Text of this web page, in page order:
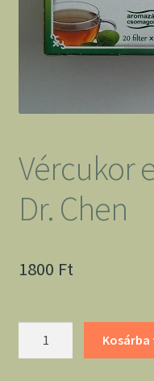
Vércukor
Dr. Chen
1800 Ft
Kosárba